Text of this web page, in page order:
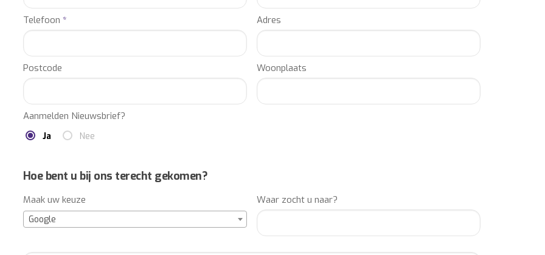
productie en totaalorganisatie van uw event? Laat u vrijblijvend informeren via: info@buro2010.nl – 036-7600140.
ENTERTAINMENTBUREAU Renske Endel, ENTERTAINMENTBURO Renske Endel, ARTIESTENBUREAU Renske Endel,
BOEKINGSKANTOOR Renske Endel, IMPRESARIAAT Renske Endel, MUZIEKBURO Renske Endel, MUZIEKBUREAU
ARTIESTENBOEKINGSKANTOOR Renske Endel.
Telefoon * Adres
Postcode Woonplaats
Aanmelden Nieuwsbrief?
Ja Nee
Hoe bent u bij ons terecht gekomen?
Maak uw keuze
Google
Waar zocht u naar?